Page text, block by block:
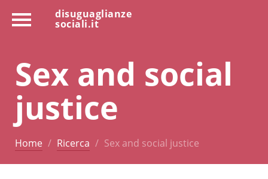
disuguaglianze
sociali.it
Sex and social
justice
Home Ricerca Sex and social justice